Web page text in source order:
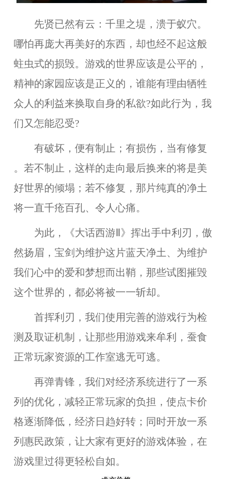
先贤已然有云：千里之堤，溃于蚁穴。
哪怕再庞大再美好的东西，却也经不起这般
蛀虫式的损毁。游戏的世界应该是公平的，
精神的家园应该是正义的，谁能有理由牺牲
众人的利益来换取自身的私欲?如此行为，我
们又怎能忍受?
有破坏，便有制止；有损伤，当有修复
。若不制止，这样的走向最后换来的将是美
好世界的倾塌；若不修复，那片纯真的净土
将一直千疮百孔、令人心痛。
为此，《大话西游Ⅱ》挥出手中利刃，傲
然扬眉，宝剑为维护这片蓝天净土、为维护
我们心中的爱和梦想而出鞘，那些试图摧毁
这个世界的，都必将被一一斩却。
首挥利刃，我们使用完善的游戏行为检
测及取证机制
，让那些用游戏来牟利，蚕食
正常玩家资源的工作室逃无可逃。
再弹青锋， 我们对经济系统进行了一系
列的优化，减轻正常玩家的负担，使点卡价
格逐渐降低，经济日趋好转；同时开放一系
列惠民政策 ，让大家有更好的游戏体验，在
游戏里过得更轻松自如。